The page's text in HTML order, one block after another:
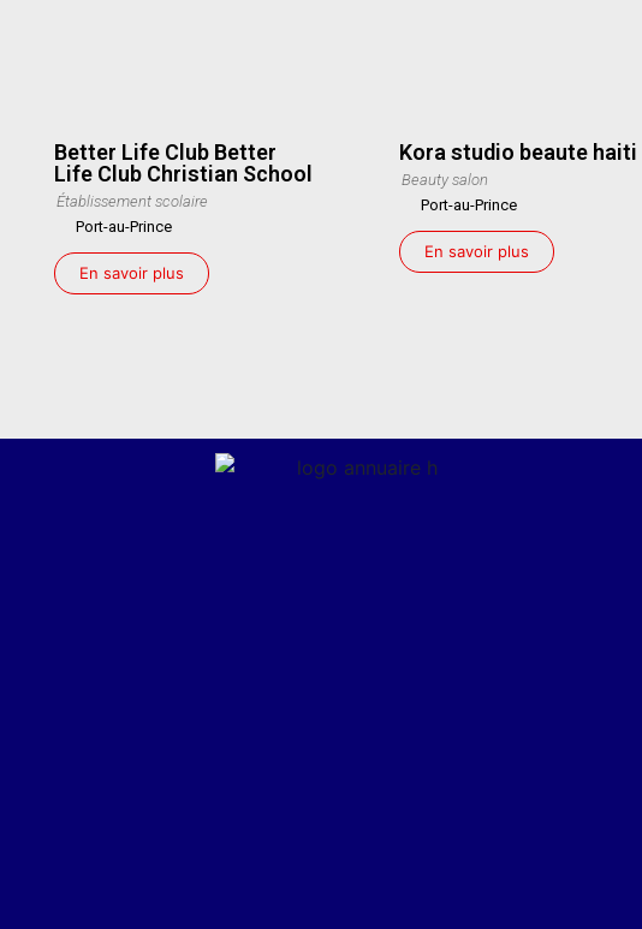
Better Life Club Better
Life Club Christian School
Établissement scolaire
Port-au-Prince
En savoir plus
Kora studio beaute haiti
Beauty salon
Port-au-Prince
En savoir plus